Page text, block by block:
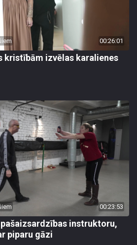
00:26:01
kristībām izvēlas karalienes
00:23:53
instruktoru,
piparu gāzi